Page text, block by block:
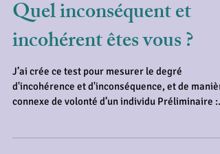
Quel inconséquent et
incohérent êtes vous ?
J’ai crée ce test pour mesurer le degré
connexe de volonté d’un individu Préliminaire :...